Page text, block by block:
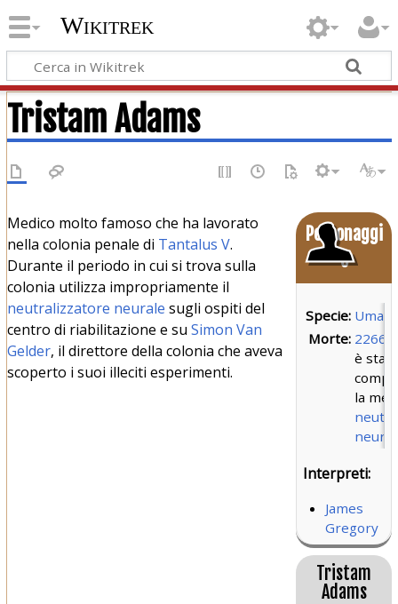
Wikitrek
Tristam Adams
Personaggi
o
Specie:
Morte: 2266
è
la
Interpreti:
James
Gregory
Tristam
Adams
Medico molto famoso che ha lavorato
nella colonia penale di Tantalus V.
Durante il periodo in cui si trova sulla
colonia utilizza impropriamente il
neutralizzatore neurale sugli ospiti del
centro di riabilitazione e su Simon Van
Gelder, il direttore della colonia che aveva
scoperto i suoi illeciti esperimenti.